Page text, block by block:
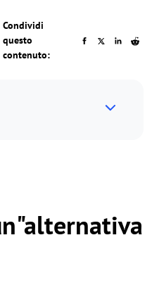
Condividi
questo
contenuto: